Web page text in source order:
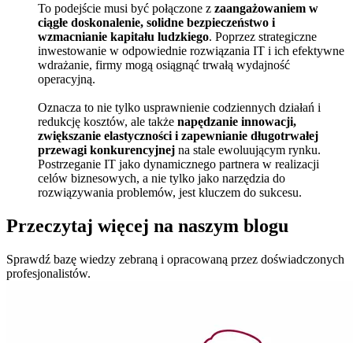
To podejście musi być połączone z zaangażowaniem w
ciągłe doskonalenie, solidne bezpieczeństwo i
wzmacnianie kapitału ludzkiego. Poprzez strategiczne
inwestowanie w odpowiednie rozwiązania IT i ich efektywne
wdrażanie, firmy mogą osiągnąć trwałą wydajność
operacyjną.
Oznacza to nie tylko usprawnienie codziennych działań i
redukcję kosztów, ale także napędzanie innowacji,
zwiększanie elastyczności i zapewnianie długotrwałej
przewagi konkurencyjnej na stale ewoluującym rynku.
Postrzeganie IT jako dynamicznego partnera w realizacji
celów biznesowych, a nie tylko jako narzędzia do
rozwiązywania problemów, jest kluczem do sukcesu.
Przeczytaj więcej na naszym blogu
Sprawdź bazę wiedzy zebraną i opracowaną przez doświadczonych
profesjonalistów.